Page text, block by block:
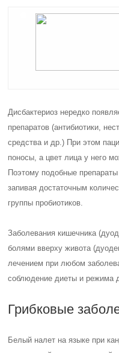
Дисбактериоз нередко
препаратов (антибиотики,
средства и др.) При этом
поносы, а цвет лица у него
Поэтому подобные
запивая достаточным
группы пробиотиков.
Заболевания кишечника
болями вверху живота
лечением при любом
соблюдение диеты и режима
Грибковые
Белый налет на языке при